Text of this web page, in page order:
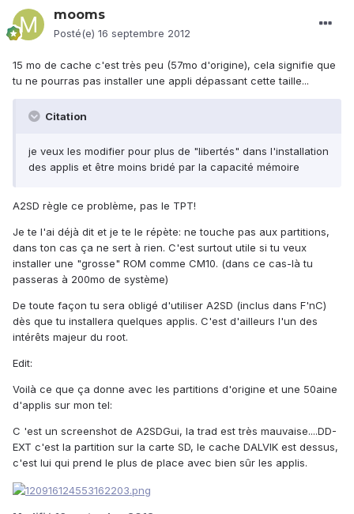
mooms
Posté(e) 16 septembre 2012
15 mo de cache c'est très peu (57mo d'origine), cela signifie que
tu ne pourras pas installer une appli dépassant cette taille...
Citation
je veux les modifier pour plus de "libertés" dans l'installation
des applis et être moins bridé par la capacité mémoire
A2SD règle ce problème, pas le TPT!
Je te l'ai déjà dit et je te le répète: ne touche pas aux partitions,
dans ton cas ça ne sert à rien. C'est surtout utile si tu veux
installer une "grosse" ROM comme CM10. (dans ce cas-là tu
passeras à 200mo de système)
De toute façon tu sera obligé d'utiliser A2SD (inclus dans F'nC)
dès que tu installera quelques applis. C'est d'ailleurs l'un des
intérêts majeur du root.
Edit:
Voilà ce que ça donne avec les partitions d'origine et une 50aine
d'applis sur mon tel:
C 'est un screenshot de A2SDGui, la trad est très mauvaise....DD-
EXT c'est la partition sur la carte SD, le cache DALVIK est dessus,
c'est lui qui prend le plus de place avec bien sûr les applis.